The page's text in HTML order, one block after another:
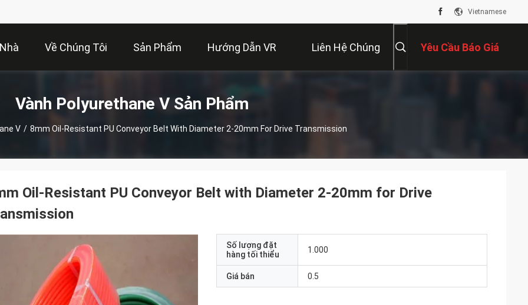
Vietnamese
Nhà Về Chúng Tôi Sản Phẩm Hướng Dẫn VR Liên Hệ Chúng Yêu Cầu Báo Giá
Vành Polyurethane V Sản Phẩm
V / 8mm Oil-Resistant PU Conveyor Belt With Diameter 2-20mm For Drive Transmission
Oil-Resistant PU Conveyor Belt with Diameter 2-20mm for Drive
Số lượng đặt
hàng tối thiểu
1.000
Giá bán 0.5